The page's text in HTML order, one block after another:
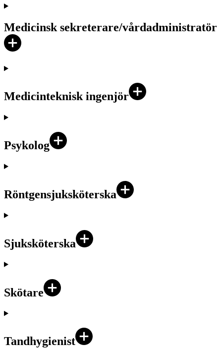
Medicinsk sekreterare/vårdadministratör
Medicinteknisk ingenjör
Psykolog
Röntgensjuksköterska
Sjuksköterska
Skötare
Tandhygienist